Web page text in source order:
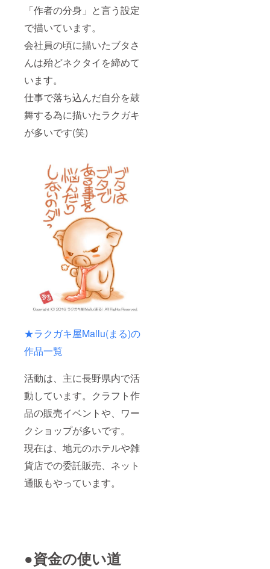
「作者の分身」と言う設定
で描いています。
会社員の頃に描いたブタさ
んは殆どネクタイを締めて
います。
仕事で落ち込んだ自分を鼓
舞する為に描いたラクガキ
が多いです(笑)
★ラクガキ屋Mallu(まる)の
作品一覧
活動は、主に長野県内で活
動しています。クラフト作
品の販売イベントや、ワー
クショップが多いです。
現在は、地元のホテルや雑
貨店での委託販売、ネット
通販もやっています。
●資金の使い道